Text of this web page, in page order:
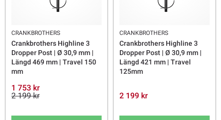
CRANKBROTHERS
Crankbrothers Highline 3
Dropper Post | Ø 30,9 mm |
Längd 469 mm | Travel 150
mm
1 753 kr
2 199 kr
CRANKBROTHERS
Crankbrothers Highline 3
Dropper Post | Ø 30,9 mm |
Längd 421 mm | Travel
125mm
2 199 kr